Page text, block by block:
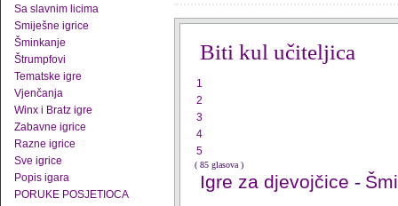
Sa slavnim licima
Smiješne igrice
Šminkanje
Štrumpfovi
Tematske igre
Vjenčanja
Winx i Bratz igre
Zabavne igrice
Razne igrice
Sve igrice
Popis igara
PORUKE POSJETIOCA
Biti kul učiteljica
1
2
3
4
5
( 85 glasova )
Igre za djevojčice -